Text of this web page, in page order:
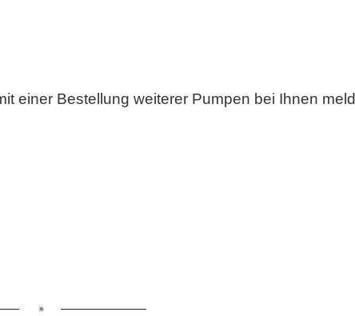
einer Bestellung weiterer Pumpen bei Ihnen